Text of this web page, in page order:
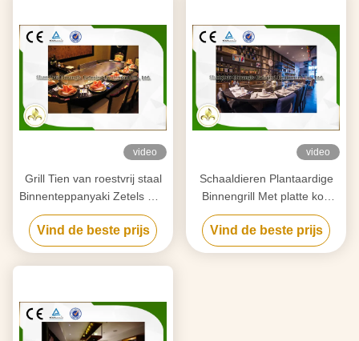
video
Grill Tien van roestvrij staal
Binnenteppanyaki Zetels met
Dampneerslagmiddel
Vind de beste prijs
video
Schaaldieren Plantaardige
Binnengrill Met platte kop
met
Uitputting/Reinigingssysteem
Vind de beste prijs